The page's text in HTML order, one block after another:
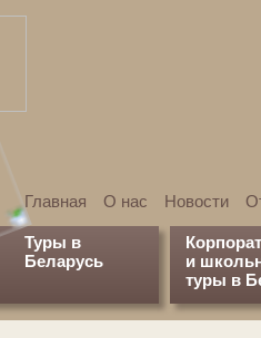
Главная О нас Новости
Туры в
Беларусь
и
туры в